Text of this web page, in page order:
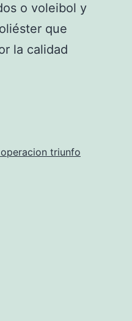
o voleibol y
que
la calidad
triunfo